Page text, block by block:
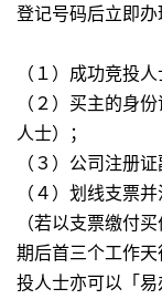
登记号码后立即办
（１）成功竞投
（２）买主的身
人士）；
（３）公司注册
（４）划线支票
（若以支票缴付
期后首三个工作
投人士亦可以「